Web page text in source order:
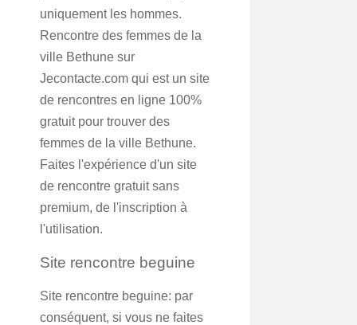
uniquement les hommes.
Rencontre des femmes de la
ville Bethune sur
Jecontacte.com qui est un site
de rencontres en ligne 100%
gratuit pour trouver des
femmes de la ville Bethune.
Faites l'expérience d'un site
de rencontre gratuit sans
premium, de l'inscription à
l'utilisation.
Site rencontre beguine
Site rencontre beguine: par
conséquent, si vous ne faites